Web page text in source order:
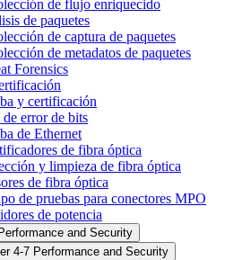
de flujo enriquecido
de paquetes
de captura de paquetes
de metadatos de paquetes
Forensics
y certificación
de error de bits
de Ethernet
de fibra óptica
y limpieza de fibra óptica
de fibra óptica
de pruebas para conectores MPO
de potencia
and Security
4-7 Performance and Security